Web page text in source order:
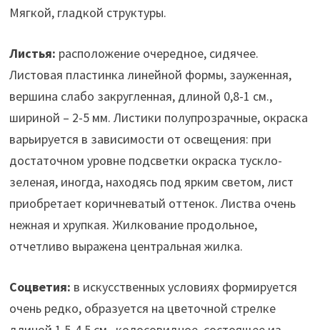
Мягкой, гладкой структуры.
Листья: расположение очередное, сидячее.
Листовая пластинка линейной формы, зауженная,
вершина слабо закругленная, длиной 0,8-1 см.,
шириной – 2-5 мм. Листики полупрозрачные, окраска
варьируется в зависимости от освещения: при
достаточном уровне подсветки окраска тускло-
зеленая, иногда, находясь под ярким светом, лист
приобретает коричневатый оттенок. Листва очень
нежная и хрупкая. Жилкование продольное,
отчетливо выражена центральная жилка.
Соцветия: в искусственных условиях формируется
очень редко, образуется на цветочной стрелке